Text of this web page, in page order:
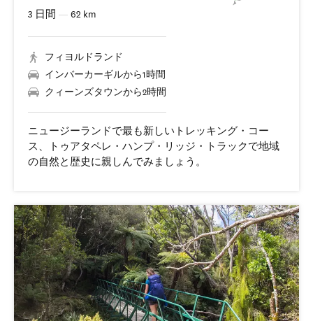
3 日間 — 62 km
フィヨルドランド
インバーカーギルから1時間
クィーンズタウンから2時間
ニュージーランドで最も新しいトレッキング・コー
ス、トゥアタペレ・ハンプ・リッジ・トラックで地域
の自然と歴史に親しんでみましょう。